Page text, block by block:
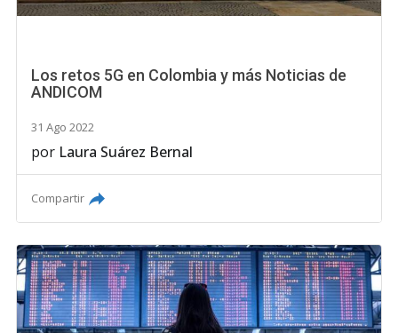
Los retos 5G en Colombia y más Noticias de
ANDICOM
31 Ago 2022
por Laura Suárez Bernal
Compartir